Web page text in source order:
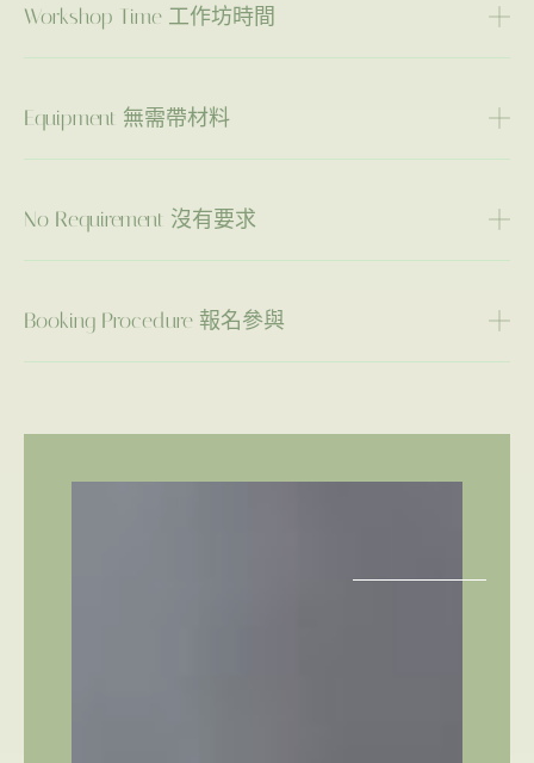
Workshop Time 工作坊時間
Equipment 無需帶材料
No Requirement 沒有要求
Booking Procedure 報名參與